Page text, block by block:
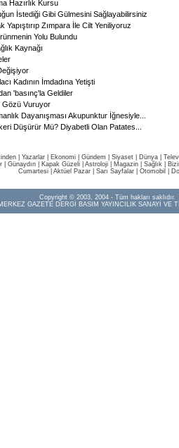
Hazırlık Kursu
İstediği Gibi Gülmesini Sağlayabilirsiniz
Yapıştırıp Zımpara İle Cilt Yeniliyoruz
Yolu Bulundu
Kaynağı
Kadının İmdadına Yetişti
'basınç'la Geldiler
Gözü Vuruyor
Dayanışması Akupunktur İğnesiyle
Düşürür Mü? Diyabetli Olan Patates
Yazarlar Ekonomi Gündem Siyaset Dünya |
Günaydın Kapak Güzeli Astroloji Magazin Sağlık
Cumartesi| Aktüel Pazar| Sarı Sayfalar| Otomobil
Copyright © 2003, 2004 - Tüm hakları saklıdır.
GAZETE DERGİ BASIM YAYINCILIK SANAYİ VE